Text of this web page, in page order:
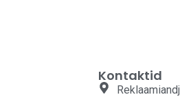
Kontaktid